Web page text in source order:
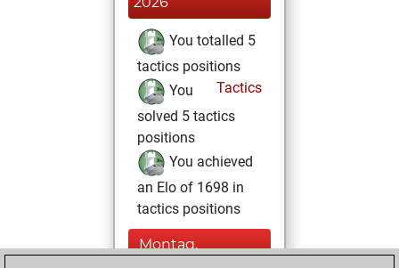
You totalled 5
tactics positions
Tactics
You
solved 5 tactics
positions
You achieved
an Elo of 1698 in
tactics positions
Montag,